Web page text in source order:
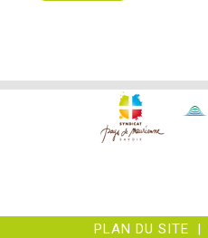
PLAN DU SITE |